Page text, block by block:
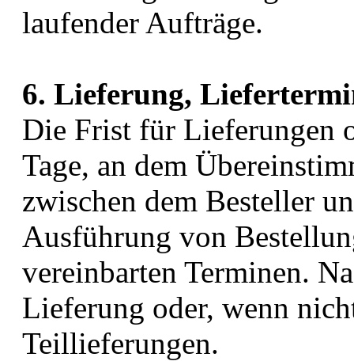
laufender Aufträge.
6. Lieferung,
Die Frist für Lieferungen
Tage, an dem
zwischen dem Besteller
Ausführung von
vereinbarten Terminen.
Lieferung oder, wenn
Teillieferungen.